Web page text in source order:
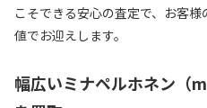
こそできる安心の査定で、お客
値でお迎えします。
幅広いミナペルホネン（